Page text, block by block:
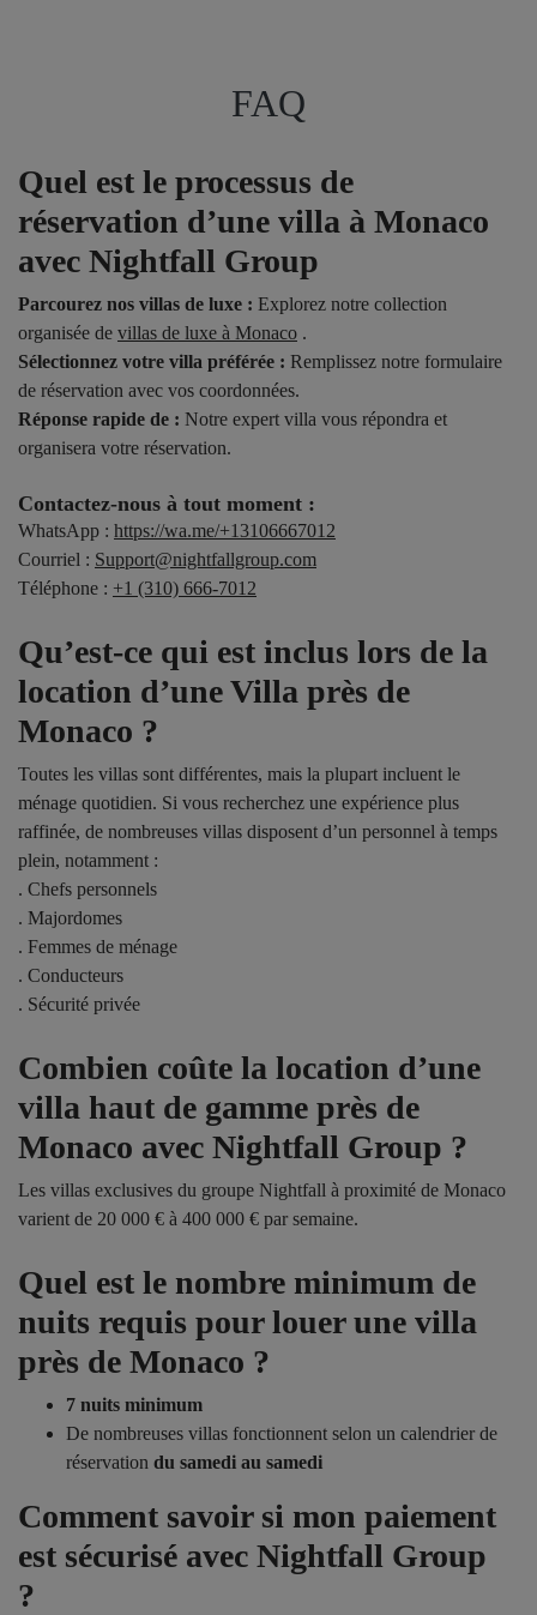
FAQ
Quel est le processus de
réservation d’une villa à Monaco
avec Nightfall Group
Parcourez nos villas de luxe : Explorez notre collection
organisée de villas de luxe à Monaco .
Sélectionnez votre villa préférée : Remplissez notre formulaire
de réservation avec vos coordonnées.
Réponse rapide de : Notre expert villa vous répondra et
organisera votre réservation.
Contactez-nous à tout moment :
WhatsApp : https://wa.me/+13106667012
Courriel : Support@nightfallgroup.com
Téléphone : +1 (310) 666-7012
Qu’est-ce qui est inclus lors de la
location d’une Villa près de
Monaco ?
Toutes les villas sont différentes, mais la plupart incluent le
ménage quotidien. Si vous recherchez une expérience plus
raffinée, de nombreuses villas disposent d’un personnel à temps
plein, notamment :
. Chefs personnels
. Majordomes
. Femmes de ménage
. Conducteurs
. Sécurité privée
Combien coûte la location d’une
villa haut de gamme près de
Monaco avec Nightfall Group ?
Les villas exclusives du groupe Nightfall à proximité de Monaco
varient de 20 000 € à 400 000 € par semaine.
Quel est le nombre minimum de
nuits requis pour louer une villa
près de Monaco ?
7 nuits minimum
De nombreuses villas fonctionnent selon un calendrier de
réservation du samedi au samedi
Comment savoir si mon paiement
est sécurisé avec Nightfall Group
?